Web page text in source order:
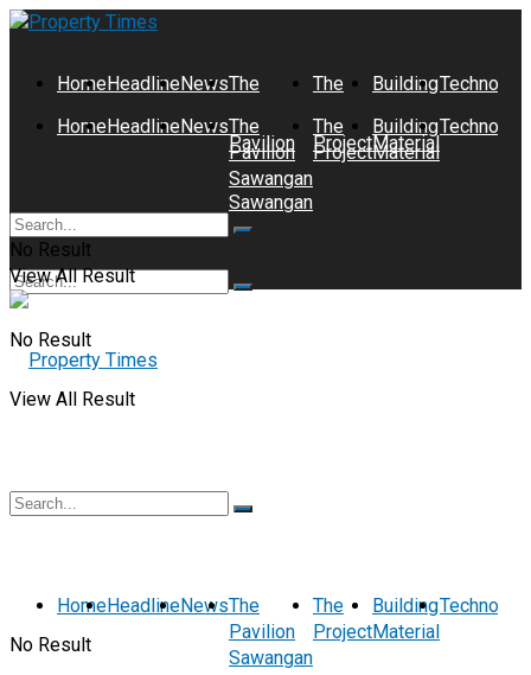
HomeHeadlineNewsThe
Pavilion
Sawangan
The
Project
Building
Material
No Result
View All Result
HomeHeadlineNewsThe
Pavilion
Sawangan
The
Project
Building
Material
No Result
View All Result
No Result
HomeHeadlineNewsThe
Pavilion
Sawangan
The
Project
Building
Material